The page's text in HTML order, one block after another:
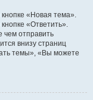
«Новая тема».
«Ответить».
чем отправить
внизу страниц
темы», «Вы можете